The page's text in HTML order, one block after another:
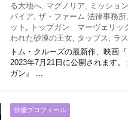
る大地へ, マグノリア, ミッショ
パイア, ザ・ファーム 法律事務所,
ット , トップガン マーヴェリッ
われた砂漠の王女, タップス, ラ
トム・クルーズの最新作、映画
2023年7月21日に公開されます
ガン』 ...
俳優プロフィール